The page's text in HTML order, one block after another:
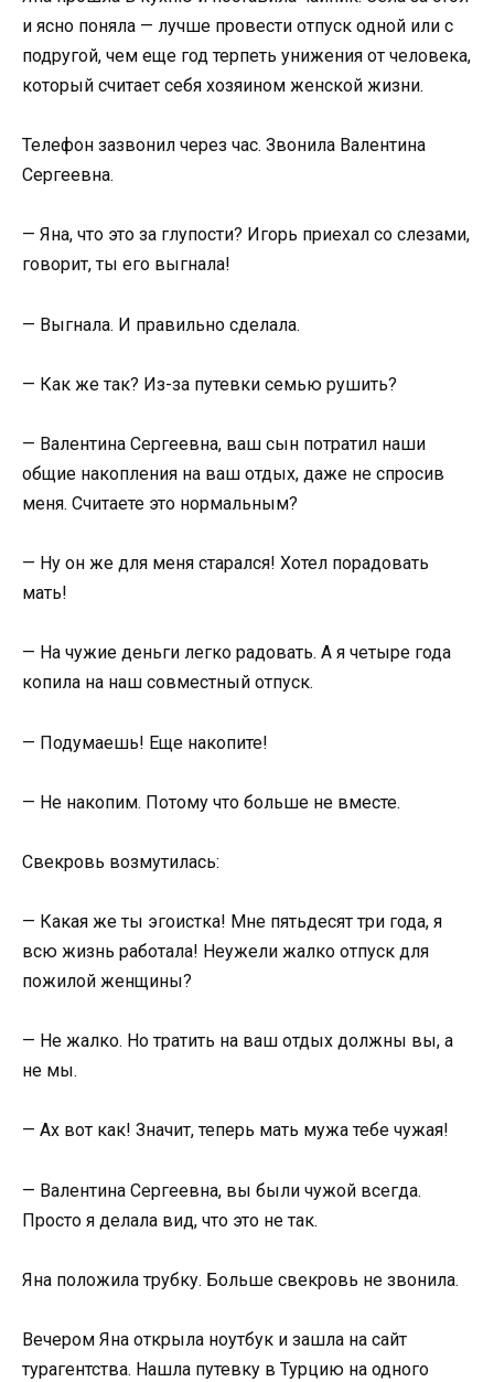
и ясно поняла — лучше провести отпуск одной или с
подругой, чем еще год терпеть унижения от человека,
который считает себя хозяином женской жизни.
Телефон зазвонил через час. Звонила Валентина
Сергеевна.
— Яна, что это за глупости? Игорь приехал со слезами,
говорит, ты его выгнала!
— Выгнала. И правильно сделала.
— Как же так? Из-за путевки семью рушить?
— Валентина Сергеевна, ваш сын потратил наши
общие накопления на ваш отдых, даже не спросив
меня. Считаете это нормальным?
— Ну он же для меня старался! Хотел порадовать
мать!
— На чужие деньги легко радовать. А я четыре года
копила на наш совместный отпуск.
— Подумаешь! Еще накопите!
— Не накопим. Потому что больше не вместе.
Свекровь возмутилась:
— Какая же ты эгоистка! Мне пятьдесят три года, я
всю жизнь работала! Неужели жалко отпуск для
пожилой женщины?
— Не жалко. Но тратить на ваш отдых должны вы, а
не мы.
— Ах вот как! Значит, теперь мать мужа тебе чужая!
— Валентина Сергеевна, вы были чужой всегда.
Просто я делала вид, что это не так.
Яна положила трубку. Больше свекровь не звонила.
Вечером Яна открыла ноутбук и зашла на сайт
турагентства. Нашла путевку в Турцию на одного